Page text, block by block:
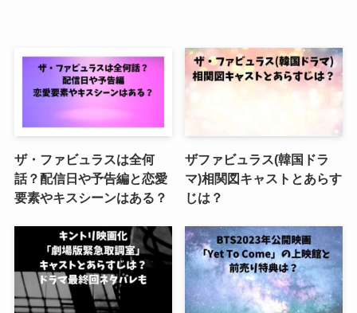
ザ・ファビュラスは全何
話？配信日や予告編と恋愛
要素やキスシーンはある？
ザファビュラス(韓国ドラ
マ)相関図キャストとあらす
じは？